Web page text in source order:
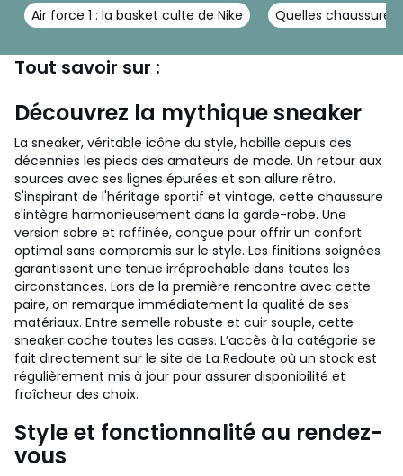
Air force 1 : la basket culte de Nike Quelles
Tout savoir sur :
Découvrez la mythique sneaker
La sneaker, véritable icône du style, habille depuis des
décennies les pieds des amateurs de mode. Un retour aux
sources avec ses lignes épurées et son allure rétro.
S'inspirant de l'héritage sportif et vintage, cette chaussure
s'intègre harmonieusement dans la garde-robe. Une
version sobre et raffinée, conçue pour offrir un confort
optimal sans compromis sur le style. Les finitions soignées
garantissent une tenue irréprochable dans toutes les
circonstances. Lors de la première rencontre avec cette
paire, on remarque immédiatement la qualité de ses
matériaux. Entre semelle robuste et cuir souple, cette
sneaker coche toutes les cases. L’accès à la catégorie se
fait directement sur le site de La Redoute où un stock est
régulièrement mis à jour pour assurer disponibilité et
fraîcheur des choix.
Style et fonctionnalité au rendez-
vous